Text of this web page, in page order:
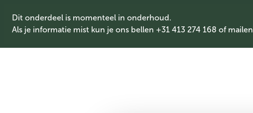
Dit onderdeel is momenteel in onderhoud.
Als je informatie mist kun je ons bellen +31 413 274 168 of mailen